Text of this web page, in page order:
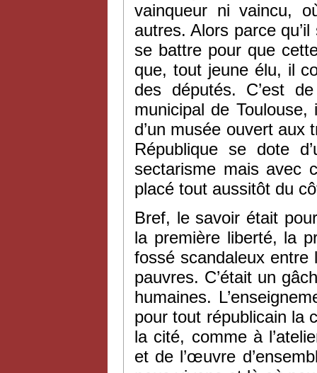
vainqueur ni vaincu,
autres. Alors parce qu’il
se battre pour que
que, tout jeune élu, il
des députés. C’est
municipal de
d’un musée ouvert
République se dote
sectarisme mais avec
placé tout aussitôt du
Bref, le savoir était
la première liberté, la
fossé scandaleux entre
pauvres. C’était un
humaines.
pour tout républicain la
la cité, comme à
et de l’œuvre